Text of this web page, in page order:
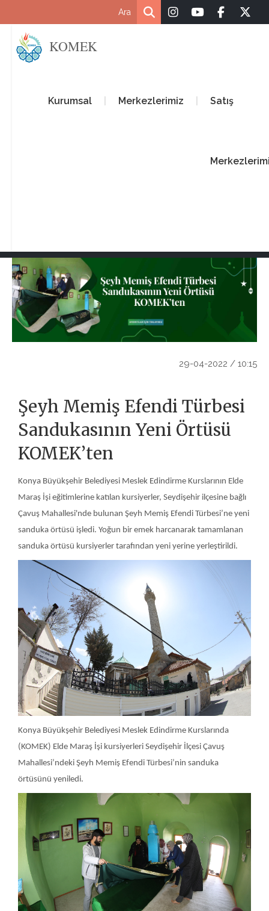
KOMEK
Kurumsal Merkezlerimiz Satış
29-04-2022 / 10:15
Şeyh Memiş Efendi Türbesi
Sandukasının Yeni Örtüsü
KOMEK’ten
Konya Büyükşehir Belediyesi Meslek Edindirme Kurslarının Elde
Maraş İşi eğitimlerine katılan kursiyerler, Seydişehir ilçesine bağlı
Çavuş Mahallesi'nde bulunan Şeyh Memiş Efendi Türbesi’ne yeni
sanduka örtüsü işledi. Yoğun bir emek harcanarak tamamlanan
sanduka örtüsü kursiyerler tarafından yeni yerine yerleştirildi.
Konya Büyükşehir Belediyesi Meslek Edindirme Kurslarında
(KOMEK) Elde Maraş İşi kursiyerleri Seydişehir İlçesi Çavuş
Mahallesi’ndeki Şeyh Memiş Efendi Türbesi’nin sanduka
örtüsünü yeniledi.